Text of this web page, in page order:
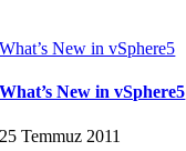
What’s New in vSphere5
What’s New in vSphere5
25 Temmuz 2011